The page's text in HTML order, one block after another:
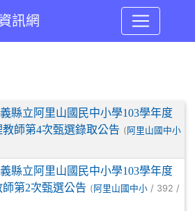
訊網
縣立阿里山國民中小學103學年度
師第4次甄選錄取公告 ( 阿里山國中小
縣立阿里山國民中小學103學年度
第2次甄選公告 (阿里山國中小 / 392 /